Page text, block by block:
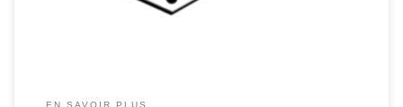
EN SAVOIR PLUS